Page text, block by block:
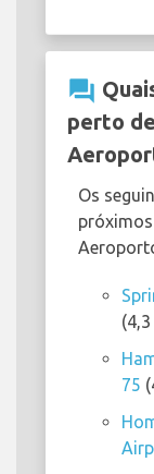
question_answer
perto
Os
75